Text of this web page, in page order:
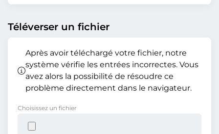
Téléverser un fichier
Après avoir téléchargé votre fichier, notre
système vérifie les entrées incorrectes. Vous
avez alors la possibilité de résoudre ce
problème directement dans le navigateur.
Choisissez un fichier